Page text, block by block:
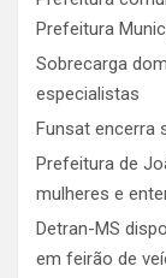
Prefeitura
Sobrecarga
especialistas
Funsat encerra
Prefeitura de
mulheres e
Detran-MS
em feirão de